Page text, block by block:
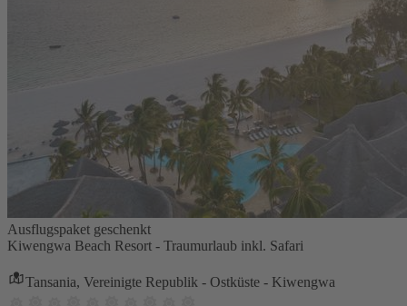
Ausflugspaket geschenkt
Kiwengwa Beach Resort - Traumurlaub inkl. Safari
Tansania, Vereinigte Republik - Ostküste - Kiwengwa